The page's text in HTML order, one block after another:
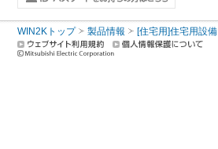
WIN2Kトップ 製品情報 [住宅用]住宅用設備